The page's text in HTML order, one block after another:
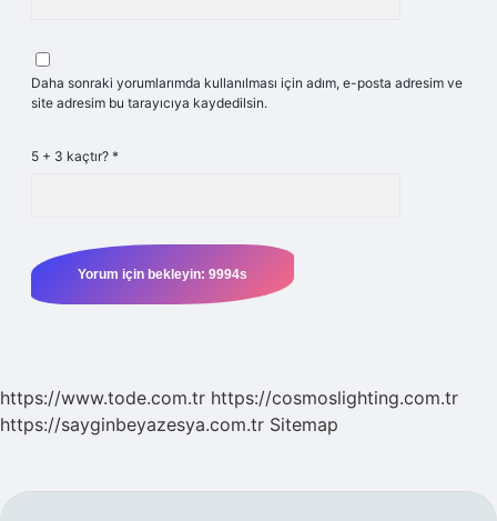
Daha sonraki yorumlarımda kullanılması için adım, e-posta adresim ve
site adresim bu tarayıcıya kaydedilsin.
5 + 3 kaçtır? *
https://www.tode.com.tr https://cosmoslighting.com.tr
https://sayginbeyazesya.com.tr Sitemap